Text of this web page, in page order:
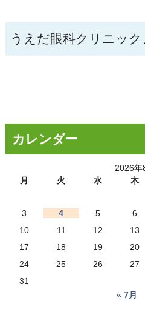
うえだ眼科クリニッ
カレンダー
2026年
月
火 水 木
3
4 5 6
10
11 12 13
17
18 19 20
24
25 26 27
31
« 7月